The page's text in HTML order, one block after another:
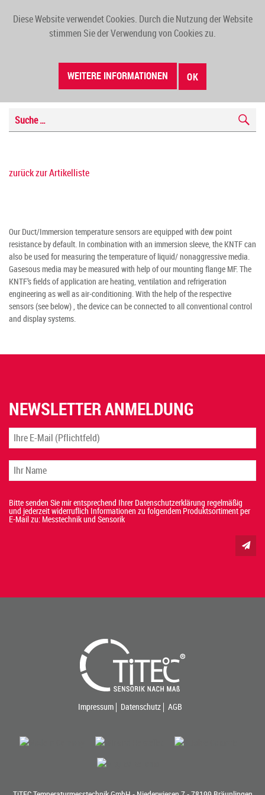
Diese Website verwendet Cookies. Durch die Nutzung der Website
stimmen Sie der Verwendung von Cookies zu.
WEITERE INFORMATIONEN OK
zurück zur Artikelliste
Our Duct/Immersion temperature sensors are equipped with dew point
resistance by default. In combination with an immersion sleeve, the KNTF can
also be used for measuring the temperature of liquid/ nonaggressive media.
Gasesous media may be measured with help of our mounting flange MF. The
KNTF’s fields of application are heating, ventilation and refrigeration
engineering as well as air-conditioning. With the help of the respective
sensors (see below) , the device can be connected to all conventional control
and display systems.
NEWSLETTER ANMELDUNG
Bitte senden Sie mir entsprechend Ihrer Datenschutzerklärung regelmäßig
und jederzeit widerruflich Informationen zu folgendem Produktsortiment per
E-Mail zu: Messtechnik und Sensorik
Impressum Datenschutz AGB